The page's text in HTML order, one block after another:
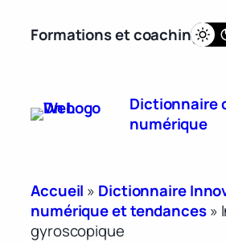
Formations et coaching
Dictionnaire
numérique
Accueil » Dictionnaire
numérique et tendances»
gyroscopique